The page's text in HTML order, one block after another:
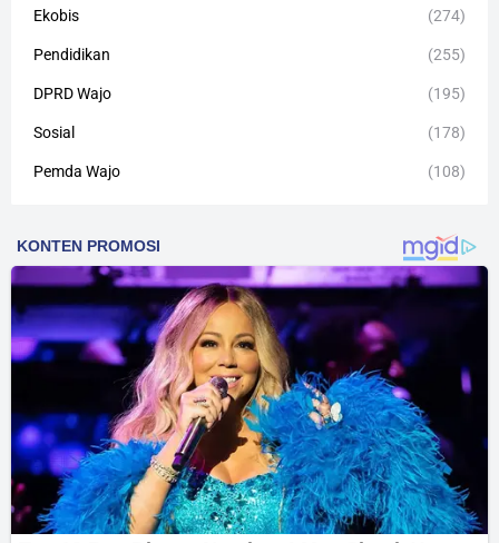
Ekobis (274)
Pendidikan (255)
DPRD Wajo (195)
Sosial (178)
Pemda Wajo (108)